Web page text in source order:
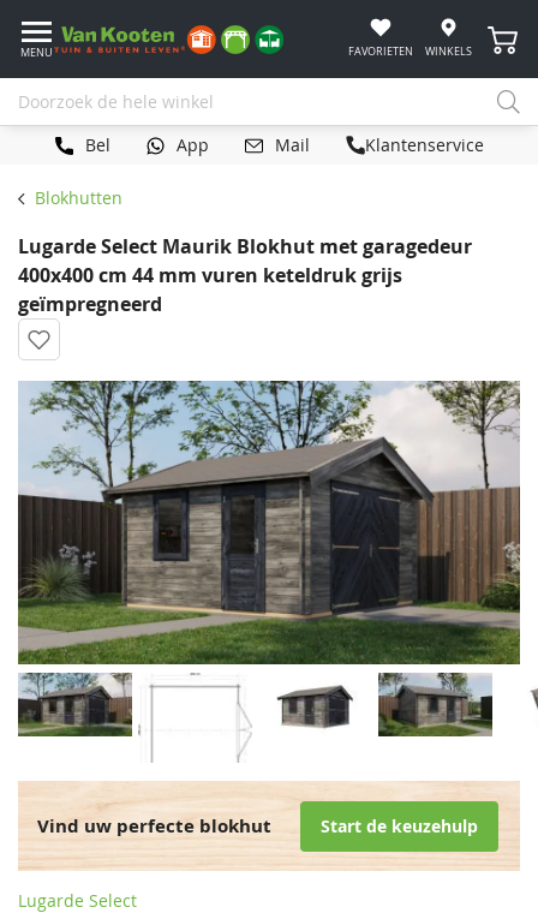
MENU FAVORIETEN WINKELS
Bel App Mail Klantenservice
Blokhutten
Lugarde Select Maurik Blokhut met garagedeur
400x400 cm 44 mm vuren keteldruk grijs
geïmpregneerd
Vind uw perfecte blokhut Start de keuzehulp
Lugarde Select